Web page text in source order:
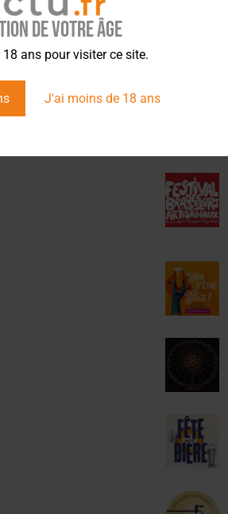
de votre âge
ans pour visiter ce site.
J'ai moins de 18 ans